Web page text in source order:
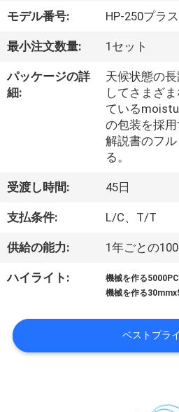
ト
デ
達
に
つ
い
工
モデル番号: HP-250プラス
最小注文数量: 1セット
パッケージの詳
細:
天候状態の
してさまざ
ている
の包装を採
解説書のフ
る。
受渡し時間: 45日
支払条件: L/C、T/T
供給の能力: 1年ごとの
ハイライト: 機械を作る
機械を作る
ベストプラ